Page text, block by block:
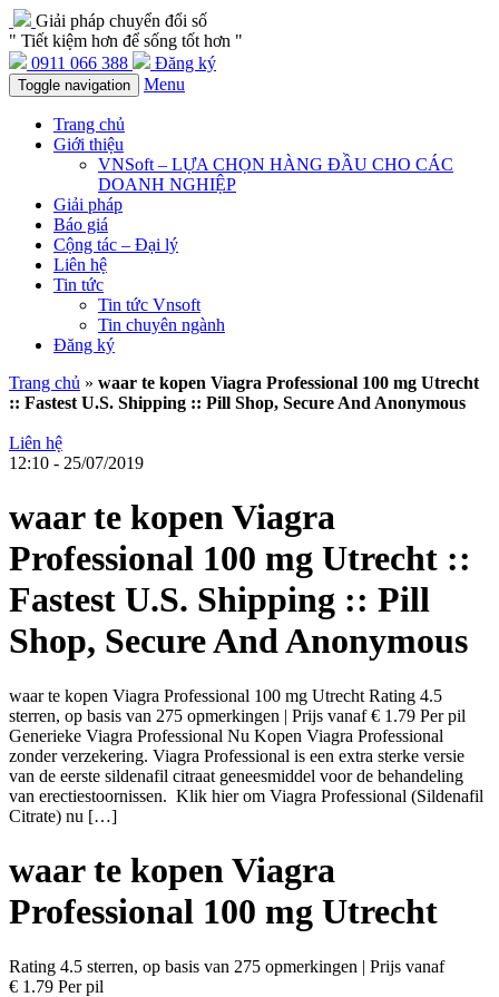
Giải pháp chuyển đổi số
" Tiết kiệm hơn để sống tốt hơn "
0911 066 388
Đăng ký
Toggle navigation Menu
Trang chủ
Giới thiệu
VNSoft – LỰA CHỌN HÀNG ĐẦU CHO CÁC
DOANH NGHIỆP
Giải pháp
Báo giá
Cộng tác – Đại lý
Liên hệ
Tin tức
Tin tức Vnsoft
Tin chuyên ngành
Đăng ký
Trang chủ » waar te kopen Viagra Professional 100 mg Utrecht
:: Fastest U.S. Shipping :: Pill Shop, Secure And Anonymous
Liên hệ
12:10 - 25/07/2019
waar te kopen Viagra
Professional 100 mg Utrecht ::
Fastest U.S. Shipping :: Pill
Shop, Secure And Anonymous
waar te kopen Viagra Professional 100 mg Utrecht Rating 4.5
sterren, op basis van 275 opmerkingen | Prijs vanaf € 1.79 Per pil
Generieke Viagra Professional Nu Kopen Viagra Professional
zonder verzekering. Viagra Professional is een extra sterke versie
van de eerste sildenafil citraat geneesmiddel voor de behandeling
van erectiestoornissen. Klik hier om Viagra Professional (Sildenafil
Citrate) nu […]
waar te kopen Viagra
Professional 100 mg Utrecht
Rating 4.5 sterren, op basis van 275 opmerkingen | Prijs vanaf
€ 1.79 Per pil